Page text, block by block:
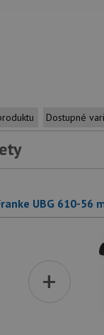
Dostupné
UBG 610-56
+